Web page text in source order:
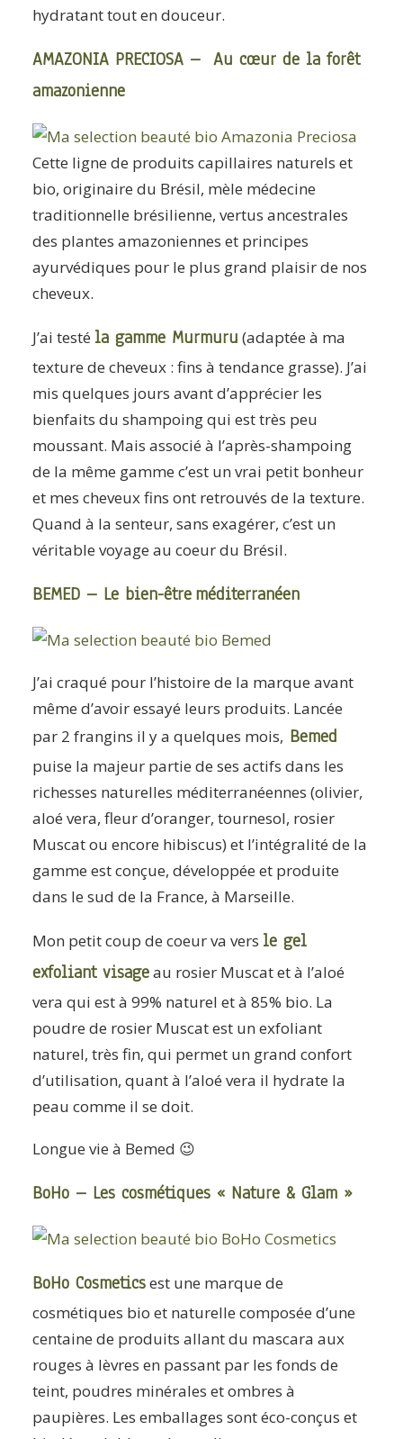
hydratant tout en douceur.
AMAZONIA PRECIOSA – Au cœur de la forêt
amazonienne
Cette ligne de produits capillaires naturels et
bio, originaire du Brésil, mèle médecine
traditionnelle brésilienne, vertus ancestrales
des plantes amazoniennes et principes
ayurvédiques pour le plus grand plaisir de nos
cheveux.
J’ai testé la gamme Murmuru (adaptée à ma
texture de cheveux : fins à tendance grasse). J’ai
mis quelques jours avant d’apprécier les
bienfaits du shampoing qui est très peu
moussant. Mais associé à l’après-shampoing
de la même gamme c’est un vrai petit bonheur
et mes cheveux fins ont retrouvés de la texture.
Quand à la senteur, sans exagérer, c’est un
véritable voyage au coeur du Brésil.
BEMED – Le bien-êtreméditerranéen
J’ai craqué pour l’histoire de la marque avant
même d’avoir essayé leurs produits. Lancée
par 2 frangins il y a quelques mois, Bemed
puise la majeur partie de ses actifs dans les
richesses naturelles méditerranéennes (olivier,
aloé vera, fleur d’oranger, tournesol, rosier
Muscat ou encore hibiscus) et l’intégralité de la
gamme est conçue, développée et produite
dans le sud de la France, à Marseille.
Mon petit coup de coeur va vers le gel
exfoliant visageau rosier Muscat et à l’aloé
vera qui est à 99% naturel et à 85% bio. La
poudre de rosier Muscat est un exfoliant
naturel, très fin, qui permet un grand confort
d’utilisation, quant à l’aloé vera il hydrate la
peau comme il se doit.
Longue vie à Bemed 😉
BoHo – Les cosmétiques « Nature & Glam »
BoHo Cosmeticsest une marque de
cosmétiques bio et naturelle composée d’une
centaine de produits allant du mascara aux
rouges à lèvres en passant par les fonds de
teint, poudres minérales et ombres à
paupières. Les emballages sont éco-conçus et